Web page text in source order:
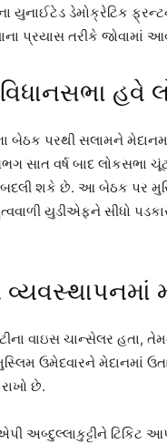
યુનાઈટેડ ડેમોક્રેટિક
પ્રયાસ તરીકે જોવામાં
હવે
બેઠક પરથી સલામને
સાત વર્ષ બાદ
શકે છે. આ બેઠક પર
યુડીએફને સીધો
વાઇસ ચાન્સેલર હતા,
ઉમેદવારને મેદાનમાં
છે.
અબ્દુલ્લાકુટ્ટીને ટિકિટ